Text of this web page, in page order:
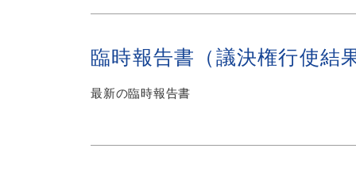
臨時報告書（議決権行使結
最新の臨時報告書